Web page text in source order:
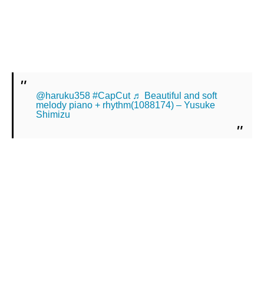
@haruku358 #CapCut ♬ Beautiful and soft
melody piano + rhythm(1088174) – Yusuke
Shimizu